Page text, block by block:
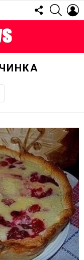
FOLLOW
US